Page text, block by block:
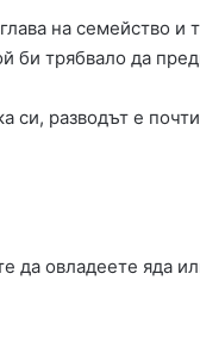
на семейство и
би трябвало да
разводът е
да овладеете яда